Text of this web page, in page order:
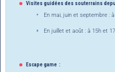
Visites guidées des souterrains
En mai, juin et septembre :
En juillet et août : à 15h et
Escape game :